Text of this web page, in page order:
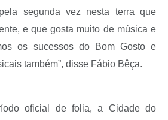
segunda vez nesta terra que
e que gosta muito de música e
os sucessos do Bom Gosto e
também”, disse Fábio Bêça.
oficial de folia, a Cidade do